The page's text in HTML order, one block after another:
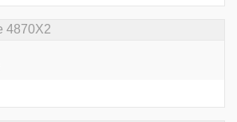
4870Х2